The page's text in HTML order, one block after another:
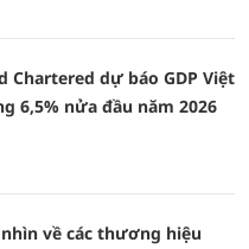
Chartered dự báo GDP Việt
6,5% nửa đầu năm 2026
nhìn về các thương hiệu